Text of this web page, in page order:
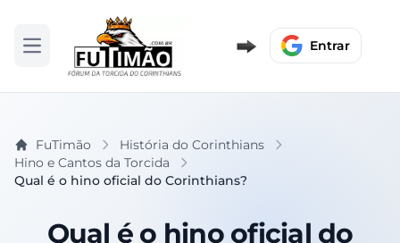
Abrir menu Entrar
FuTimão
História do Corinthians
Hino e Cantos da Torcida
Qual é o hino oficial do Corinthians?
Qual é o hino oficial do